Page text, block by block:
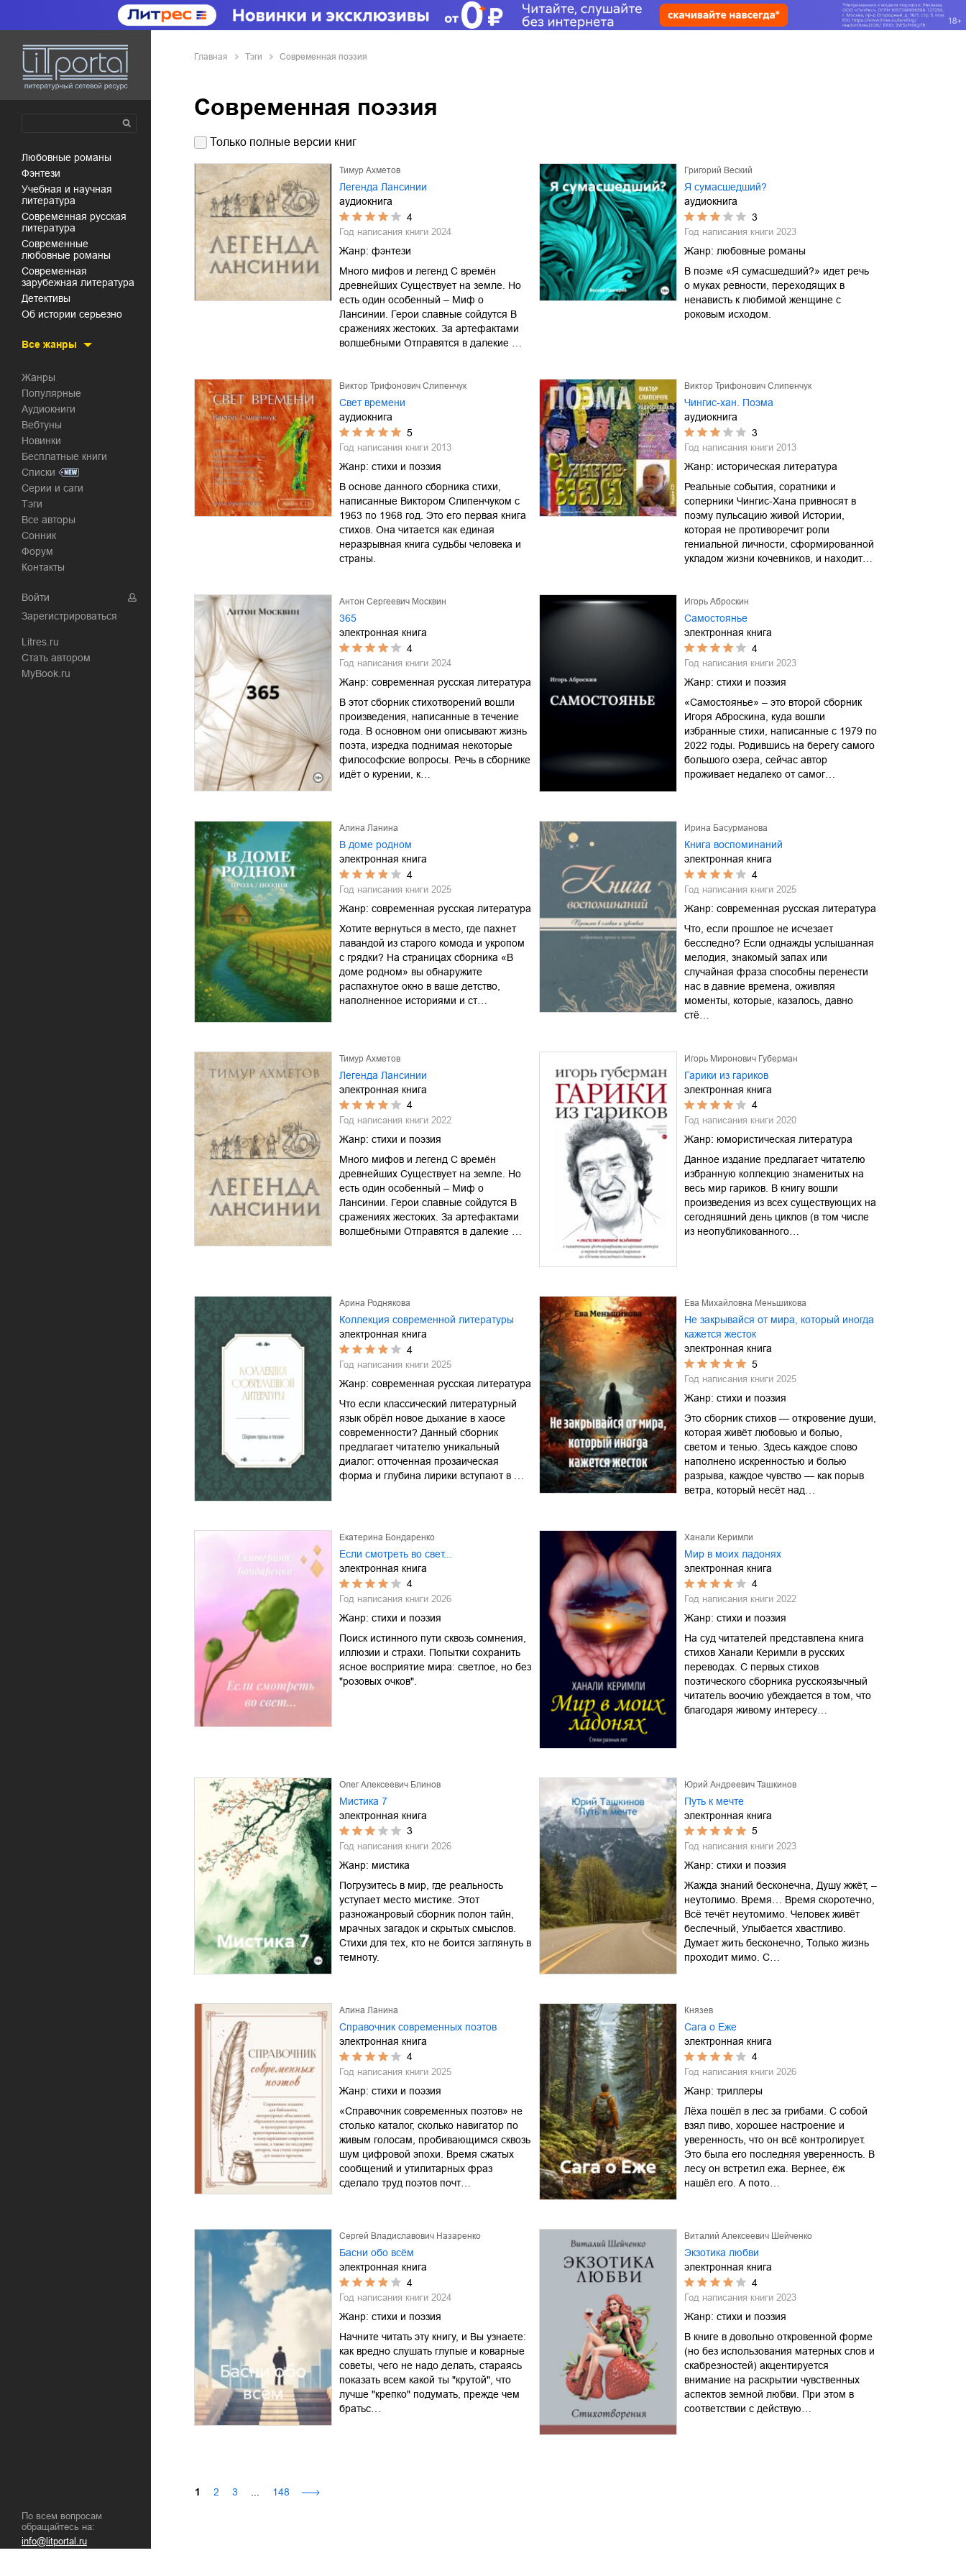
любовные романы
фэнтези
учебная и научная
литература
современная русская
литература
современные
любовные романы
современная
зарубежная литература
детективы
об истории серьезно
Все жанры
Жанры
Популярные
Аудиокниги
Вебтуны
Новинки
Бесплатные книги
Списки
Серии и саги
Тэги
Все авторы
Сонник
Форум
Контакты
Войти
Зарегистрироваться
Litres.ru
Стать автором
MyBook.ru
По всем вопросам
обращайтесь на:
info@litportal.ru
Главная Тэги Современная поэзия
Современная поэзия
Только полные версии книг
Тимур Ахметов
Легенда Лансинии
аудиокнига
4
Год написания книги 2024
Жанр: фэнтези
Много мифов и легенд С времён
древнейших Существует на земле. Но
есть один особенный – Миф о
Лансинии. Герои славные сойдутся В
сражениях жестоких. За артефактами
волшебными Отправятся в далекие …
Григорий Веский
Я сумасшедший?
аудиокнига
3
Год написания книги 2023
Жанр: любовные романы
В поэме «Я сумасшедший?» идет речь
о муках ревности, переходящих в
ненависть к любимой женщине с
роковым исходом.
Виктор Трифонович Слипенчук
Свет времени
аудиокнига
5
Год написания книги 2013
Жанр: стихи и поэзия
В основе данного сборника стихи,
написанные Виктором Слипенчуком с
1963 по 1968 год. Это его первая книга
стихов. Она читается как единая
неразрывная книга судьбы человека и
страны.
Виктор Трифонович Слипенчук
Чингис-хан. Поэма
аудиокнига
3
Год написания книги 2013
Жанр: историческая литература
Реальные события, соратники и
соперники Чингис-Хана привносят в
поэму пульсацию живой Истории,
которая не противоречит роли
гениальной личности, сформированной
укладом жизни кочевников, и находит…
Антон Сергеевич Москвин
365
электронная книга
4
Год написания книги 2024
Жанр: современная русская литература
В этот сборник стихотворений вошли
произведения, написанные в течение
года. В основном они описывают жизнь
поэта, изредка поднимая некоторые
философские вопросы. Речь в сборнике
идёт о курении, к…
Игорь Аброскин
Самостоянье
электронная книга
4
Год написания книги 2023
Жанр: стихи и поэзия
«Самостоянье» – это второй сборник
Игоря Аброскина, куда вошли
избранные стихи, написанные с 1979 по
2022 годы. Родившись на берегу самого
большого озера, сейчас автор
проживает недалеко от самог…
Алина Ланина
В доме родном
электронная книга
4
Год написания книги 2025
Жанр: современная русская литература
Хотите вернуться в место, где пахнет
лавандой из старого комода и укропом
с грядки? На страницах сборника «В
доме родном» вы обнаружите
распахнутое окно в ваше детство,
наполненное историями и ст…
Ирина Басурманова
Книга воспоминаний
электронная книга
4
Год написания книги 2025
Жанр: современная русская литература
Что, если прошлое не исчезает
бесследно? Если однажды услышанная
мелодия, знакомый запах или
случайная фраза способны перенести
нас в давние времена, оживляя
моменты, которые, казалось, давно
стё…
Тимур Ахметов
Легенда Лансинии
электронная книга
4
Год написания книги 2022
Жанр: стихи и поэзия
Много мифов и легенд С времён
древнейших Существует на земле. Но
есть один особенный – Миф о
Лансинии. Герои славные сойдутся В
сражениях жестоких. За артефактами
волшебными Отправятся в далекие …
Игорь Миронович Губерман
Гарики из гариков
электронная книга
4
Год написания книги 2020
Жанр: юмористическая литература
Данное издание предлагает читателю
избранную коллекцию знаменитых на
весь мир гариков. В книгу вошли
произведения из всех существующих на
сегодняшний день циклов (в том числе
из неопубликованного…
Арина Роднякова
Коллекция современной литературы
электронная книга
4
Год написания книги 2025
Жанр: современная русская литература
Что если классический литературный
язык обрёл новое дыхание в хаосе
современности? Данный сборник
предлагает читателю уникальный
диалог: отточенная прозаическая
форма и глубина лирики вступают в …
Ева Михайловна Меньшикова
Не закрывайся от мира, который иногда
кажется жесток
электронная книга
5
Год написания книги 2025
Жанр: стихи и поэзия
Это сборник стихов — откровение души,
которая живёт любовью и болью,
светом и тенью. Здесь каждое слово
наполнено искренностью и болью
разрыва, каждое чувство — как порыв
ветра, который несёт над…
Екатерина Бондаренко
Если смотреть во свет...
электронная книга
4
Год написания книги 2026
Жанр: стихи и поэзия
Поиск истинного пути сквозь сомнения,
иллюзии и страхи. Попытки сохранить
ясное восприятие мира: светлое, но без
"розовых очков".
Ханали Керимли
Мир в моих ладонях
электронная книга
4
Год написания книги 2022
Жанр: стихи и поэзия
На суд читателей представлена книга
стихов Ханали Керимли в русских
переводах. С первых стихов
поэтического сборника русскоязычный
читатель воочию убеждается в том, что
благо­даря живому интересу…
Олег Алексеевич Блинов
Мистика 7
электронная книга
3
Год написания книги 2026
Жанр: мистика
Погрузитесь в мир, где реальность
уступает место мистике. Этот
разножанровый сборник полон тайн,
мрачных загадок и скрытых смыслов.
Стихи для тех, кто не боится заглянуть в
темноту.
Юрий Андреевич Ташкинов
Путь к мечте
электронная книга
5
Год написания книги 2023
Жанр: стихи и поэзия
Жажда знаний бесконечна, Душу жжёт, –
неутолимо. Время… Время скоротечно,
Всё течёт неутомимо. Человек живёт
беспечный, Улыбается хвастливо.
Думает жить бесконечно, Только жизнь
проходит мимо. С…
Алина Ланина
Справочник современных поэтов
электронная книга
4
Год написания книги 2025
Жанр: стихи и поэзия
«Справочник современных поэтов» не
столько каталог, сколько навигатор по
живым голосам, пробивающимся сквозь
шум цифровой эпохи. Время сжатых
сообщений и утилитарных фраз
сделало труд поэтов почт…
Князев
Сага о Еже
электронная книга
4
Год написания книги 2026
Жанр: триллеры
Лёха пошёл в лес за грибами. С собой
взял пиво, хорошее настроение и
уверенность, что он всё контролирует.
Это была его последняя уверенность. В
лесу он встретил ежа. Вернее, ёж
нашёл его. А пото…
Сергей Владиславович Назаренко
Басни обо всём
электронная книга
4
Год написания книги 2024
Жанр: стихи и поэзия
Начните читать эту книгу, и Вы узнаете:
как вредно слушать глупые и коварные
советы, чего не надо делать, стараясь
показать всем какой ты "крутой", что
лучше "крепко" подумать, прежде чем
братьс…
Виталий Алексеевич Шейченко
Экзотика любви
электронная книга
4
Год написания книги 2023
Жанр: стихи и поэзия
В книге в довольно откровенной форме
(но без использования матерных слов и
скабрезностей) акцентируется
внимание на раскрытии чувственных
аспектов земной любви. При этом в
соответствии с действую…
1 2 3 148